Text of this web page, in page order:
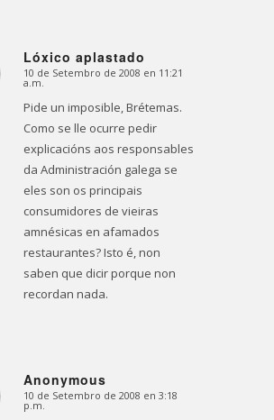
Lóxico aplastado
Dice:
10 de Setembro de 2008 en 11:21
a.m.
Pide un imposible, Brétemas.
Como se lle ocurre pedir
explicacións aos responsables
da Administración galega se
eles son os principais
consumidores de vieiras
amnésicas en afamados
restaurantes? Isto é, non
saben que dicir porque non
recordan nada.
Anonymous
Dice:
10 de Setembro de 2008 en 3:18
p.m.